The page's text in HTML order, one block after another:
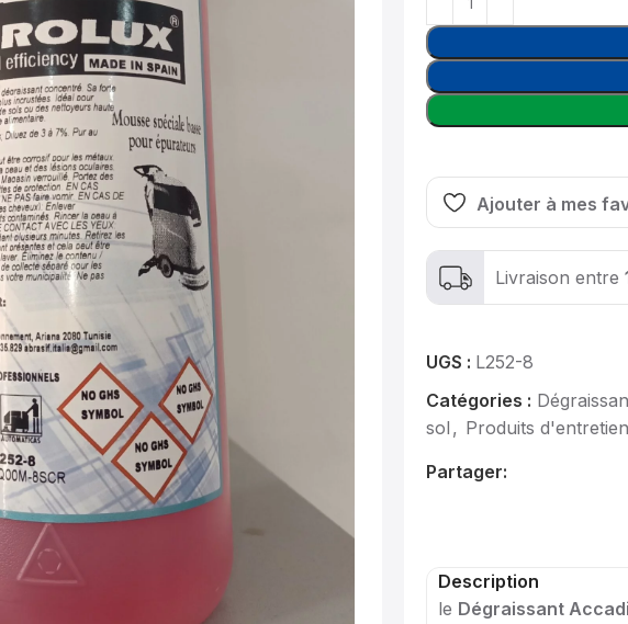
Ajouter à mes
Livraison entre
UGS : L252-8
Catégories :
sol , Produits d'entretien
Partager:
Description
le Dégraissant Accadi